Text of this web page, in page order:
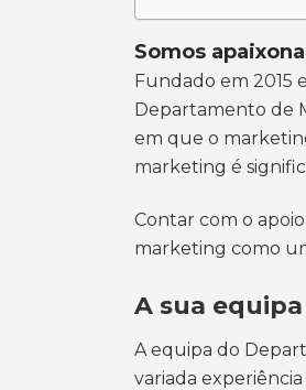
Somos
Fundado em 2015
Departamento de
em que o
marketing é
Contar com o
marketing como
A sua
Aequipa do
variada